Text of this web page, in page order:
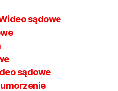
sądowe
sądowe